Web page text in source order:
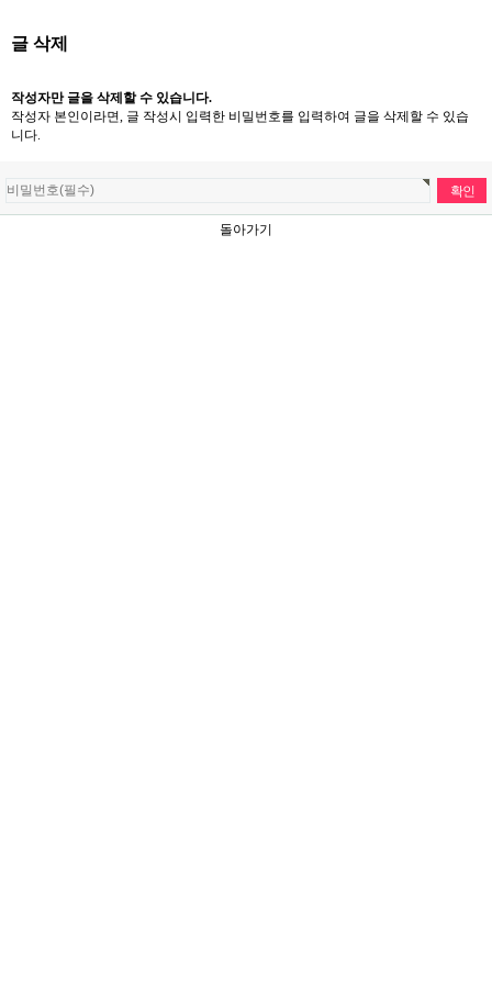
글 삭제
작성자만 글을 삭제할 수 있습니다.
작성자 본인이라면, 글 작성시 입력한 비밀번호를 입력하여 글을 삭제할 수 있습
니다.
돌아가기